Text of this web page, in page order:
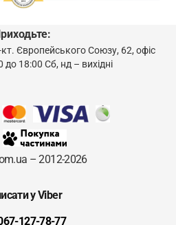
Європейського Союзу, 62, офіс
18:00 Сб, нд – вихідні
– 2012-2026
у Viber
127-78-77